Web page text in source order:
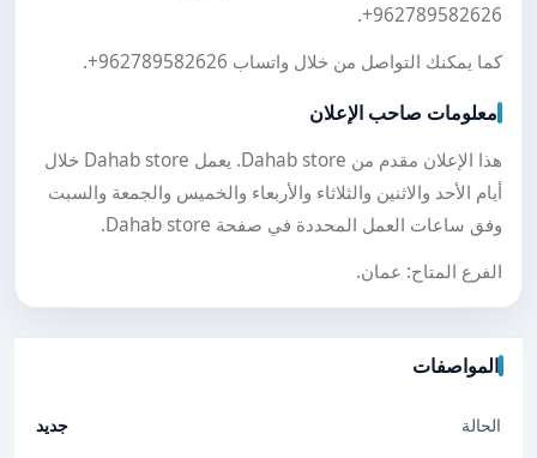
+962789582626
.
كما يمكنك التواصل من خلال واتساب +962789582626
.
معلومات صاحب الإعلان
هذا الإعلان مقدم من Dahab store. يعمل Dahab store خلال
أيام الأحد والاثنين والثلاثاء والأربعاء والخميس والجمعة والسبت
وفق ساعات العمل المحددة في صفحة Dahab store.
الفرع المتاح: عمان.
المواصفات
الحالة جديد